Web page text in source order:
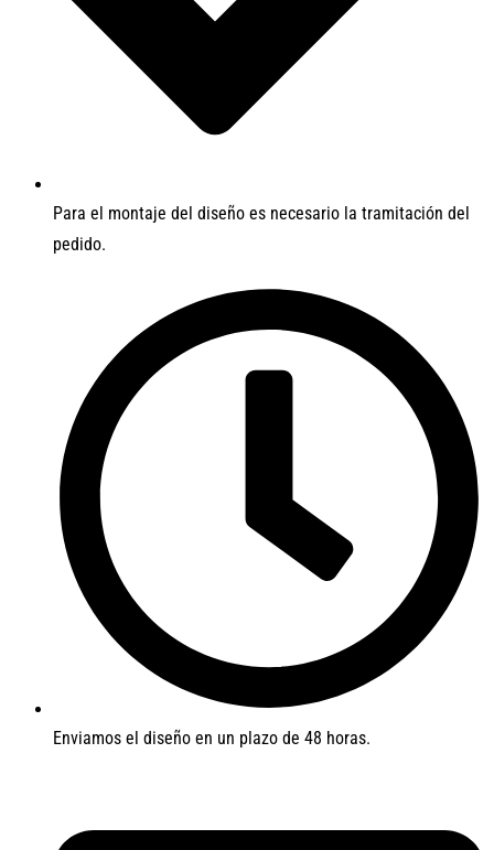
Para el montaje del diseño es necesario la tramitación del
pedido.
Enviamos el diseño en un plazo de 48 horas.